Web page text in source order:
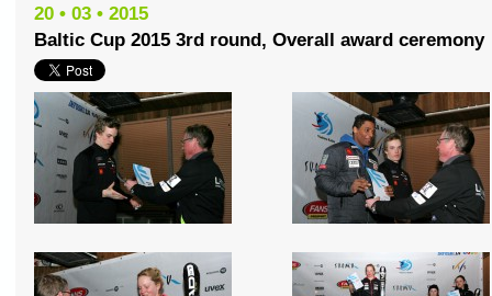
20 • 03 • 2015
Baltic Cup 2015 3rd round, Overall award ceremony